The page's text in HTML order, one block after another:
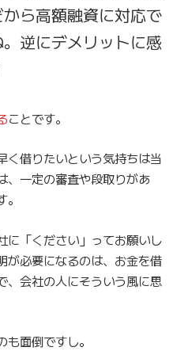
ら高額融資に対応で
逆にデメリットに感
ことです。
く借りたいという気持ちは当
、一定の審査や段取りがあ
に「ください」ってお願いし
が必要になるのは、お金を借
、会社の人にそういう風に思
面倒ですし。